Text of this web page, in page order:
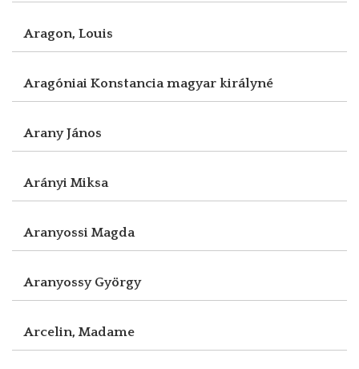
Aragon, Louis
Aragóniai Konstancia magyar királyné
Arany János
Arányi Miksa
Aranyossi Magda
Aranyossy György
Arcelin, Madame